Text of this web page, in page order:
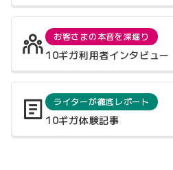
お客さまの本音を深堀り
10ギガ利用者インタビュー
ライターが徹底レポート
10ギガ体験記事